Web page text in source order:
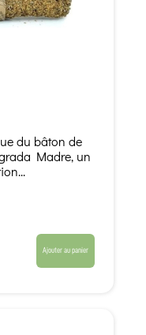
du bâton de
Madre, un
Ajouter au panier